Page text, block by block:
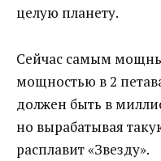
целую планету.
Сейчас самым
мощностью в 2
должен быть в
но вырабатывая
расплавит «Звезду».